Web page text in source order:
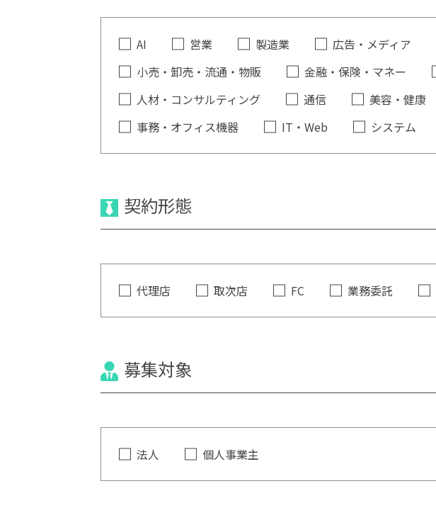
AI 営業 製造業 広告・メディア
小売・卸売・流通・物販
金融・保険・マネー
人材・コンサルティング
通信 美容・健康
事務・オフィス機器
IT・Web システム
契約形態
代理店 取次店 FC 業務委託
募集対象
法人 個人事業主